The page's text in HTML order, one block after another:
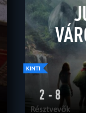
2 - 8
Résztvevők